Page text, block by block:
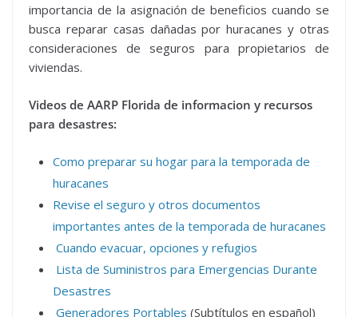
importancia de la asignación de beneficios cuando se
busca reparar casas dañadas por huracanes y otras
consideraciones de seguros para propietarios de
viviendas.
Videos de AARP Florida de informacion y recursos
para desastres:
Como preparar su hogar para la temporada de
huracanes
Revise el seguro y otros documentos
importantes antes de la temporada de huracanes
Cuando evacuar, opciones y refugios
Lista de Suministros para Emergencias Durante
Desastres
Generadores Portables (Subtítulos en español)